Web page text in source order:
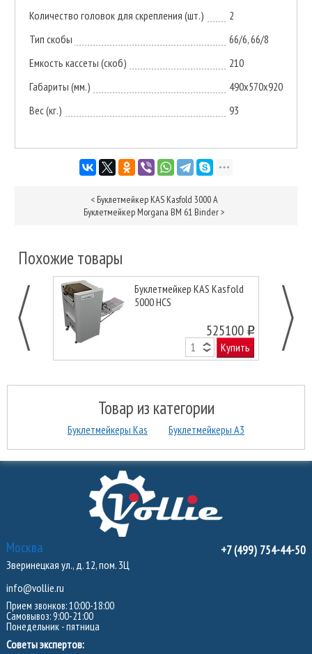
Количество головок для скрепления (шт.)
2
Тип скобы
66/6, 66/8
Емкость кассеты (скоб)
210
Габариты (мм.)
490x570x920
Вес (кг.)
93
< Буклетмейкер KAS Kasfold 3000 A
Буклетмейкер Morgana BM 61 Binder>
Похожие товары
Буклетмейкер KAS Kasfold
5000 HCS
525100 o
Купить
Товар из категории
Буклетмейкеры Kas Буклетмейкеры А3
Москва
Зверинецкая ул., д. 12, пом. 3Ц
info@vollie.ru
Прием звонков: 10:00-18:00
Самовывоз: 9:00-21:00
Понедельник - пятница
Советы экспертов:
+7 (499) 754-44-50